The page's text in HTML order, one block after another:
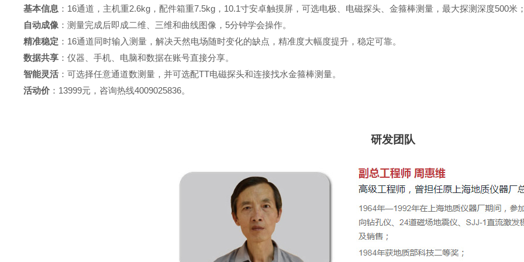
基本信息 ： 16通道，主机重2.6kg ，配件箱重7.5kg ， 10.1寸安卓触摸屏，可选电极、电磁探头、金箍棒测量，最大探测深度500米
自动成像 ：测量完成后即成二维、三维和曲线图像， 5分钟学会操作。
精准稳定 ： 16通道同时输入测量，解决天然电场随时变化的缺点，精准度大幅度提升，稳定可靠。
数据共享 ：仪器、手机、电脑和数据在账号直接分享。
智能灵活 ：可选择任意通道数测量，并可选配TT电磁探头和连接找水金箍棒测量。
活动价 ：13999元，咨询热线4009025836。
研发团队